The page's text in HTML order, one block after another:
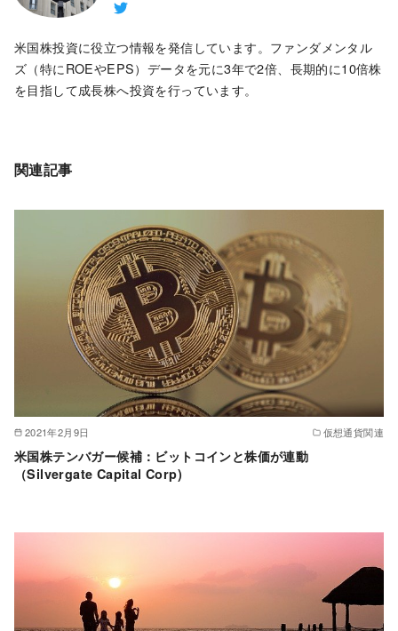
米国株投資に役立つ情報を発信しています。ファンダメンタル
ズ（特にROEやEPS）データを元に3年で2倍、長期的に10倍株
を目指して成長株へ投資を行っています。
関連記事
2021年2月9日 仮想通貨関連
米国株テンバガー候補：ビットコインと株価が連動
（Silvergate Capital Corp)